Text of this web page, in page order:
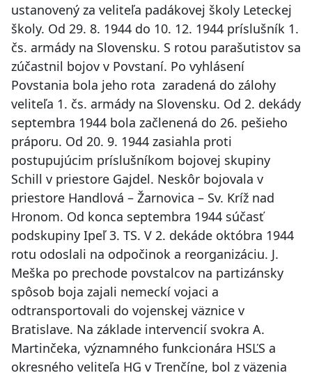
ustanovený za veliteľa padákovej školy Leteckej
školy. Od 29. 8. 1944 do 10. 12. 1944 príslušník 1.
čs. armády na Slovensku. S rotou parašutistov sa
zúčastnil bojov v Povstaní. Po vyhlásení
Povstania bola jeho rota zaradená do zálohy
veliteľa 1. čs. armády na Slovensku. Od 2. dekády
septembra 1944 bola začlenená do 26. pešieho
práporu. Od 20. 9. 1944 zasiahla proti
postupujúcim príslušníkom bojovej skupiny
Schill v priestore Gajdel. Neskôr bojovala v
priestore Handlová – Žarnovica – Sv. Kríž nad
Hronom. Od konca septembra 1944 súčasť
podskupiny Ipeľ 3. TS. V 2. dekáde októbra 1944
rotu odoslali na odpočinok a reorganizáciu. J.
Meška po prechode povstalcov na partizánsky
spôsob boja zajali nemeckí vojaci a
odtransportovali do vojenskej väznice v
Bratislave. Na základe intervencií svokra A.
Martinčeka, významného funkcionára HSĽS a
okresného veliteľa HG v Trenčíne, bol z väzenia